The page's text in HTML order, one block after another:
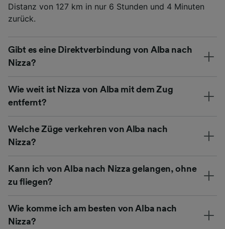
Distanz von 127 km in nur 6 Stunden und 4 Minuten
zurück.
Gibt es eine Direktverbindung von Alba nach
Nizza?
Wie weit ist Nizza von Alba mit dem Zug
entfernt?
Welche Züge verkehren von Alba nach
Nizza?
Kann ich von Alba nach Nizza gelangen, ohne
zu fliegen?
Wie komme ich am besten von Alba nach
Nizza?